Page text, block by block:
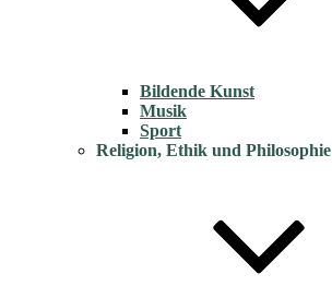
Bildende Kunst
Musik
Sport
Religion, Ethik und Philosophie